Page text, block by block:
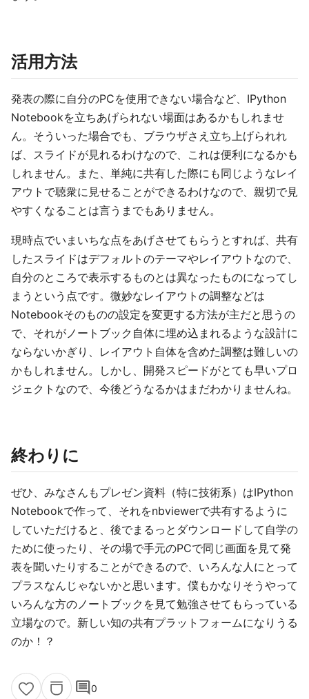
活用方法
発表の際に自分のPCを使用できない場合など、IPython
Notebookを立ちあげられない場面はあるかもしれませ
ん。そういった場合でも、ブラウザさえ立ち上げられれ
ば、スライドが見れるわけなので、これは便利になるかも
しれません。また、単純に共有した際にも同じようなレイ
アウトで聴衆に見せることができるわけなので、親切で見
やすくなることは言うまでもありません。
現時点でいまいちな点をあげさせてもらうとすれば、共有
したスライドはデフォルトのテーマやレイアウトなので、
自分のところで表示するものとは異なったものになってし
まうという点です。微妙なレイアウトの調整などは
Notebookそのものの設定を変更する方法が主だと思うの
で、それがノートブック自体に埋め込まれるような設計に
ならないかぎり、レイアウト自体を含めた調整は難しいの
かもしれません。しかし、開発スピードがとても早いプロ
ジェクトなので、今後どうなるかはまだわかりませんね。
終わりに
ぜひ、みなさんもプレゼン資料（特に技術系）はIPython
Notebookで作って、それをnbviewerで共有するように
していただけると、後でまるっとダウンロードして自学の
ために使ったり、その場で手元のPCで同じ画面を見て発
表を聞いたりすることができるので、いろんな人にとって
プラスなんじゃないかと思います。僕もかなりそうやって
いろんな方のノートブックを見て勉強させてもらっている
立場なので。新しい知の共有プラットフォームになりうる
のか！？
comment0